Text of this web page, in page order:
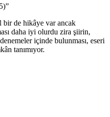
bir de hikâye var ancak
daha iyi olurdu zira şiirin,
içinde bulunması, eseri
tanımıyor.